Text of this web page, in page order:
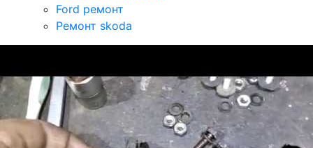
Ford ремонт
Ремонт skoda